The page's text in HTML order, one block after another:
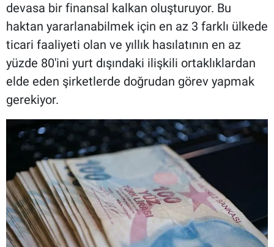
devasa bir finansal kalkan oluşturuyor. Bu
haktan yararlanabilmek için en az 3 farklı ülkede
ticari faaliyeti olan ve yıllık hasılatının en az
yüzde 80'ini yurt dışındaki ilişkili ortaklıklardan
elde eden şirketlerde doğrudan görev yapmak
gerekiyor.